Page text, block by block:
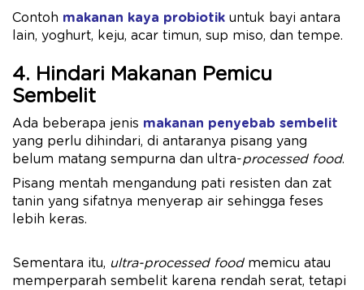
Contoh makanan kaya probiotik untuk bayi antara
lain, yoghurt, keju, acar timun, sup miso, dan tempe.
4. Hindari Makanan Pemicu
Sembelit
Ada beberapa jenis makanan penyebab sembelit
yang perlu dihindari, di antaranya pisang yang
belum matang sempurna dan ultra-processed food.
Pisang mentah mengandung pati resisten dan zat
tanin yang sifatnya menyerap air sehingga feses
lebih keras.
Sementara itu, ultra-processed foodmemicu atau
memperparah sembelit karena rendah serat, tetapi